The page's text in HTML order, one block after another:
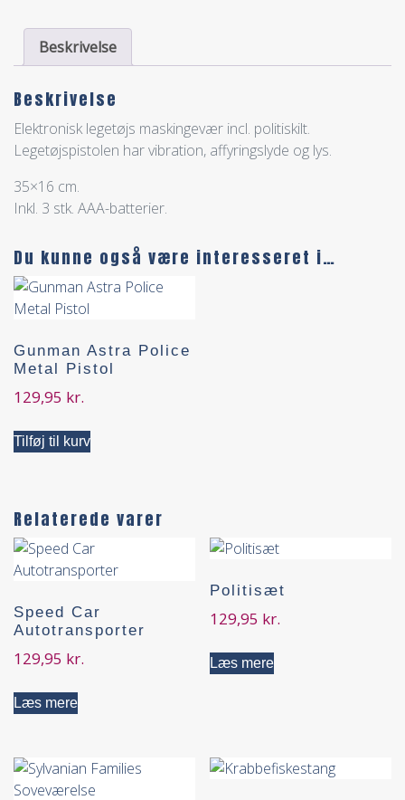
Beskrivelse
Beskrivelse
Elektronisk legetøjs maskingevær incl. politiskilt.
Legetøjspistolen har vibration, affyringslyde og lys.
35×16 cm.
Inkl. 3 stk. AAA-batterier.
Du kunne også være interesseret i…
Gunman Astra Police
Metal Pistol
129,95 kr.
Tilføj til kurv
Relaterede varer
Speed Car
Autotransporter
129,95 kr.
Læs mere
Politisæt
129,95 kr.
Læs mere